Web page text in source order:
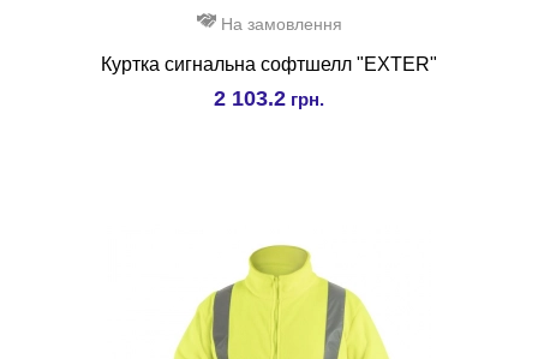
На замовлення
Куртка сигнальна софтшелл "EXTER"
2 103.2 грн.